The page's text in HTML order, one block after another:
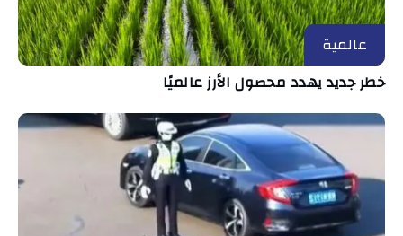
عالمية
خطر جديد يهدد محصول الأرز عالميًا